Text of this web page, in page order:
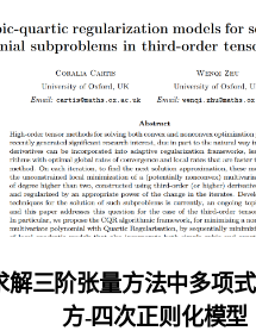
解三阶张量方法中多项
方-四次正则化模型